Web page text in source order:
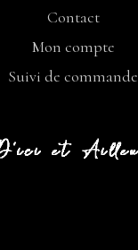
Contact
Mon compte
Suivi de commande